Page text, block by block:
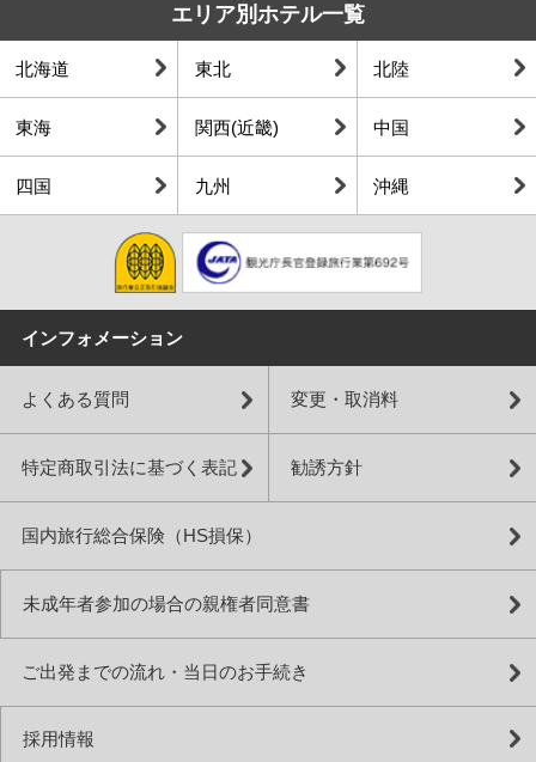
エリア別ホテル一覧
北海道 東北 北陸
東海 関西(近畿) 中国
四国 九州 沖縄
インフォメーション
よくある質問 変更・取消料
特定商取引法に基づく表記 勧誘方針
国内旅行総合保険（HS損保）
未成年者参加の場合の親権者同意書
ご出発までの流れ・当日のお手続き
採用情報